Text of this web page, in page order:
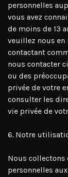
personnelles
vous avez
de moins de 13
veuillez nous
contactant
nous contacter
ou des
privée de votre
consulter les
vie privée de
6. Notre
Nous
personnelles